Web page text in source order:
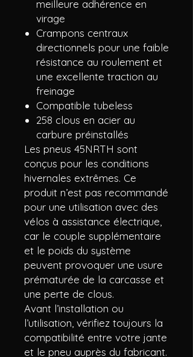
meilleure adhérence en
virage
Crampons centraux
directionnels pour une faible
résistance au roulement et
une excellente traction au
freinage
Compatible tubeless
258 clous en acier au
carbure préinstallés
Les pneus 45NRTH sont
conçus pour les conditions
hivernales extrêmes. Ce
produit n’est pas recommandé
pour une utilisation avec des
vélos à assistance électrique,
car le couple supplémentaire
et le poids du système
peuvent provoquer une usure
prématurée de la carcasse et
une perte de clous.
Avant l’installation ou
l’utilisation, vérifiez toujours la
compatibilité entre votre jante
et le pneu auprès du fabricant.